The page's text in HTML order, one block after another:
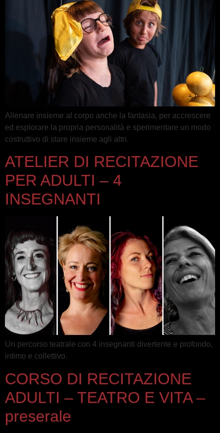
Allenare insieme al corpo anche la fantasia, per accrescere
ed esplorare la propria personalità e sperimentare un modo
costruttivo di stare insieme agli altri.
ATELIER DI RECITAZIONE
PER ADULTI – 4
INSEGNANTI
Un percorso teatrale con 4 insegnanti divertente e profondo,
intimo e collettivo.
CORSO DI RECITAZIONE
ADULTI – TEATRO E VITA –
preserale